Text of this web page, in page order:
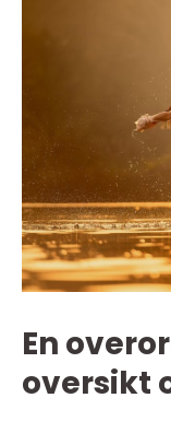
En
oversikt